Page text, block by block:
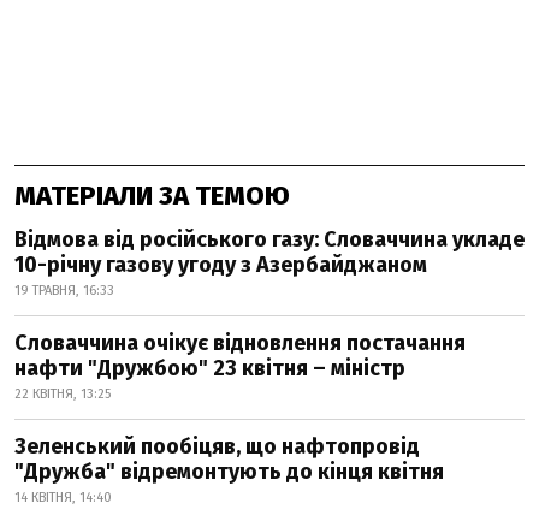
МАТЕРІАЛИ ЗА ТЕМОЮ
Відмова від російського газу: Словаччина укладе
10-річну газову угоду з Азербайджаном
19 ТРАВНЯ, 16:33
Словаччина очікує відновлення постачання
нафти "Дружбою" 23 квітня – міністр
22 КВІТНЯ, 13:25
Зеленський пообіцяв, що нафтопровід
"Дружба" відремонтують до кінця квітня
14 КВІТНЯ, 14:40